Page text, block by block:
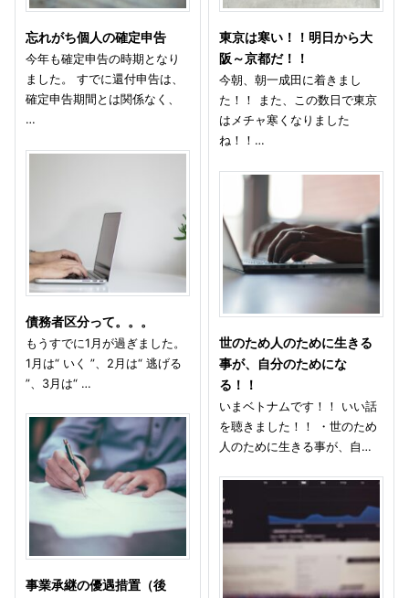
忘れがち個人の確定申告
今年も確定申告の時期となり
ました。 すでに還付申告は、
確定申告期間とは関係なく、
…
債務者区分って。。。
もうすでに1月が過ぎました。
1月は“ いく ”、2月は“ 逃げる
”、3月は“ …
事業承継の優遇措置（後
東京は寒い！！明日から大
阪～京都だ！！
今朝、朝一成田に着きまし
た！！ また、この数日で東京
はメチャ寒くなりました
ね！！…
世のため人のために生きる
事が、自分のためにな
る！！
いまベトナムです！！ いい話
を聴きました！！ ・世のため
人のために生きる事が、自…